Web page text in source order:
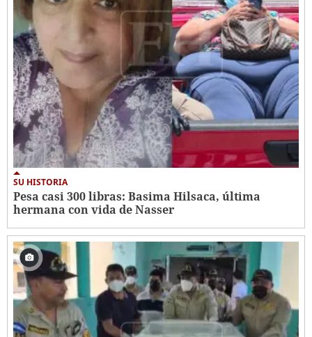
SU HISTORIA
Pesa casi 300 libras: Basima Hilsaca, última
hermana con vida de Nasser